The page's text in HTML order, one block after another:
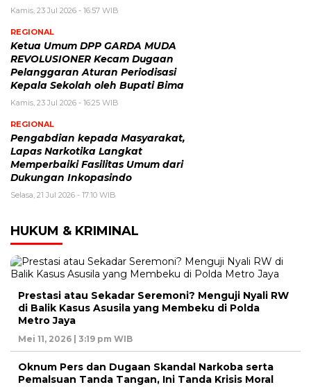
Kamis, 23 Jul 2026 - 16:57 WIB
REGIONAL
Ketua Umum DPP GARDA MUDA
REVOLUSIONER Kecam Dugaan
Pelanggaran Aturan Periodisasi
Kepala Sekolah oleh Bupati Bima
Kamis, 23 Jul 2026 - 16:25 WIB
REGIONAL
Pengabdian kepada Masyarakat,
Lapas Narkotika Langkat
Memperbaiki Fasilitas Umum dari
Dukungan Inkopasindo
Selasa, 21 Jul 2026 - 17:10 WIB
HUKUM & KRIMINAL
Prestasi atau Sekadar Seremoni? Menguji Nyali RW
di Balik Kasus Asusila yang Membeku di Polda
Metro Jaya
Mei 11, 2026 | 3:19 pm WIB
Oknum Pers dan Dugaan Skandal Narkoba serta
Pemalsuan Tanda Tangan, Ini Tanda Krisis Moral